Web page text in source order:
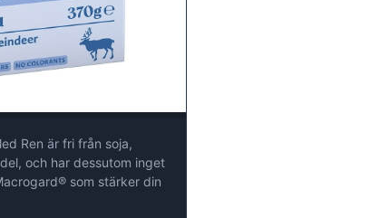
Ren är fri från soja,
och har dessutom inget
som stärker din